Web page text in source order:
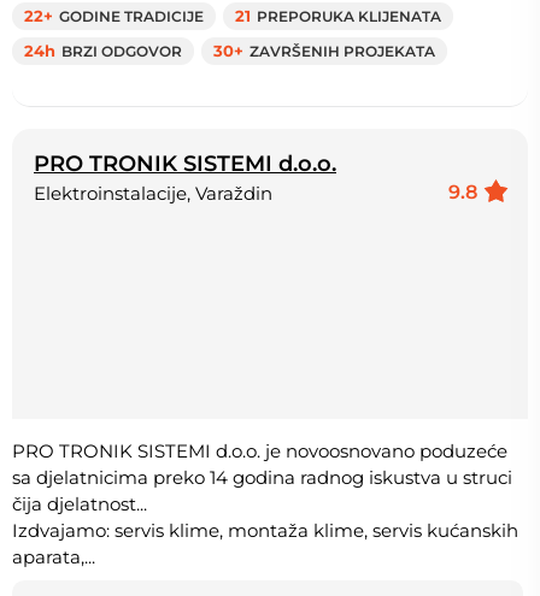
22+ GODINE TRADICIJE 21 PREPORUKA KLIJENATA
24h BRZI ODGOVOR 30+ ZAVRŠENIH PROJEKATA
PRO TRONIK SISTEMI d.o.o.
9.8
Elektroinstalacije, Varaždin
PRO TRONIK SISTEMI d.o.o. je novoosnovano poduzeće
sa djelatnicima preko 14 godina radnog iskustva u struci
čija djelatnost...
Izdvajamo: servis klime, montaža klime, servis kućanskih
aparata,...